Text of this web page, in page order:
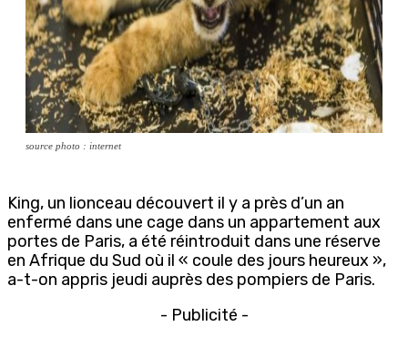
source photo : internet
King, un lionceau découvert il y a près d’un an
enfermé dans une cage dans un appartement aux
portes de Paris, a été réintroduit dans une réserve
en Afrique du Sud où il « coule des jours heureux »,
a-t-on appris jeudi auprès des pompiers de Paris.
- Publicité -